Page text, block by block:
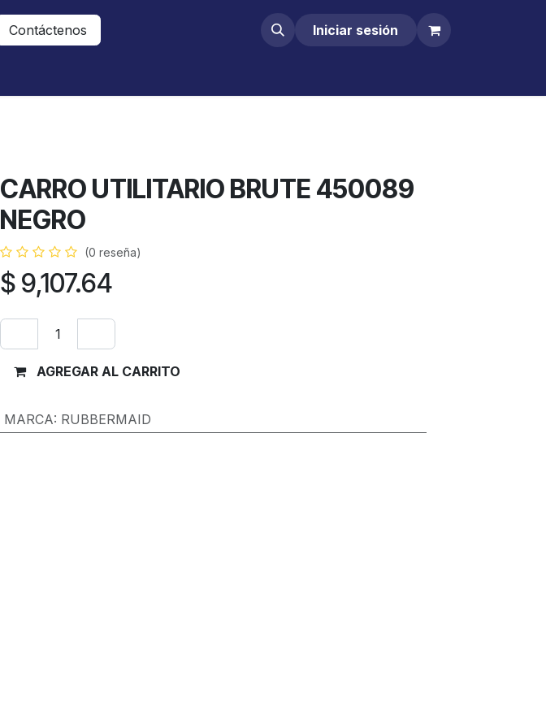
Contáctenos Iniciar sesión
CARRO UTILITARIO BRUTE 450089
NEGRO
(0 reseña)
$ 9,107.64
AGREGAR AL CARRITO
MARCA: RUBBERMAID